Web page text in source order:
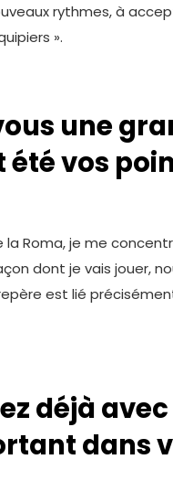
rythmes, à
».
une
été vos
la Roma, je me
dont je vais jouer,
est lié
déjà
dans